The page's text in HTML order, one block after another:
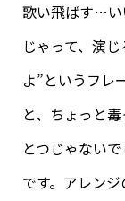
歌い飛ばす…い
じゃって、演
よ”というフレ
と、ちょっと
とつじゃない
です。アレン